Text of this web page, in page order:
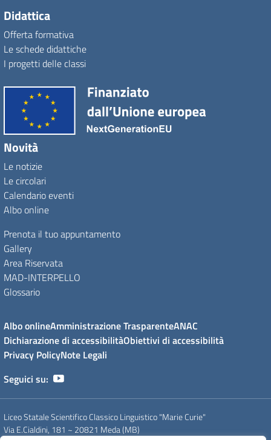
Didattica
Offerta formativa
Le schede didattiche
I progetti delle classi
Novità
Le notizie
Le circolari
Calendario eventi
Albo online
Prenota il tuo appuntamento
Gallery
Area Riservata
MAD-INTERPELLO
Glossario
Albo onlineAmministrazione TrasparenteANAC
Dichiarazione di accessibilitàObiettivi di accessibilità
Privacy PolicyNote Legali
Seguici su:
Liceo Statale Scientifico Classico Linguistico "Marie Curie"
Via E.Cialdini, 181 ~ 20821 Meda (MB)